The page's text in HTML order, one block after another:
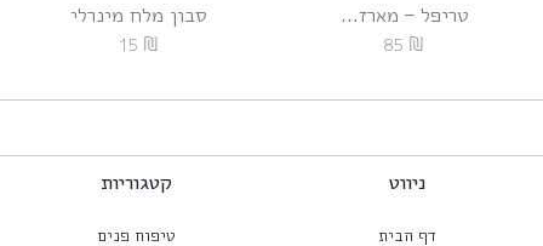
טריפל – מארז...
85 ₪
סבון מלח מינרלי
15 ₪
ניווט
דף הבית
קטגוריות
טיפוח פנים